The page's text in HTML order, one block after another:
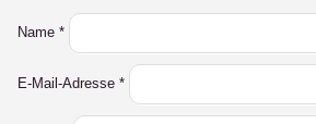
Name *
E-Mail-Adresse *